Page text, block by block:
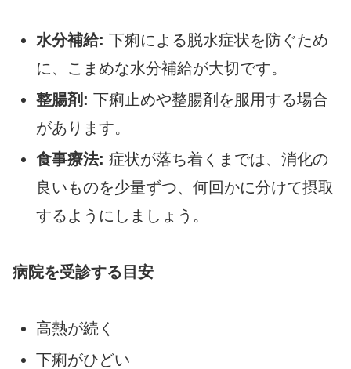
水分補給: 下痢による脱水症状を防ぐため
に、こまめな水分補給が大切です。
整腸剤: 下痢止めや整腸剤を服用する場合
があります。
食事療法: 症状が落ち着くまでは、消化の
良いものを少量ずつ、何回かに分けて摂取
するようにしましょう。
病院を受診する目安
高熱が続く
下痢がひどい